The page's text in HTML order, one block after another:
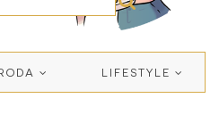
LIFESTYLE